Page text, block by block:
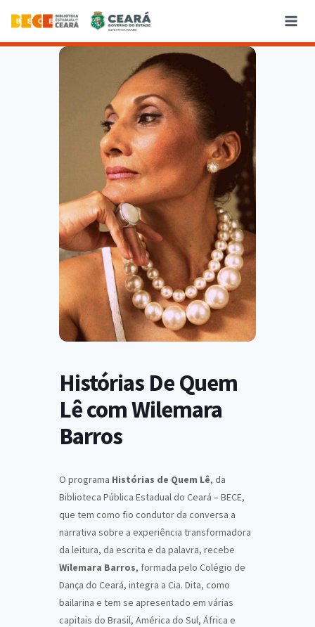
Histórias De Quem
Lê com Wilemara
Barros
O programa Histórias de Quem Lê, da
Biblioteca Pública Estadual do Ceará – BECE,
que tem como fio condutor da conversa a
narrativa sobre a experiência transformadora
da leitura, da escrita e da palavra, recebe
Wilemara Barros, formada pelo Colégio de
Dança do Ceará, integra a Cia. Dita, como
bailarina e tem se apresentado em várias
capitais do Brasil, América do Sul, África e